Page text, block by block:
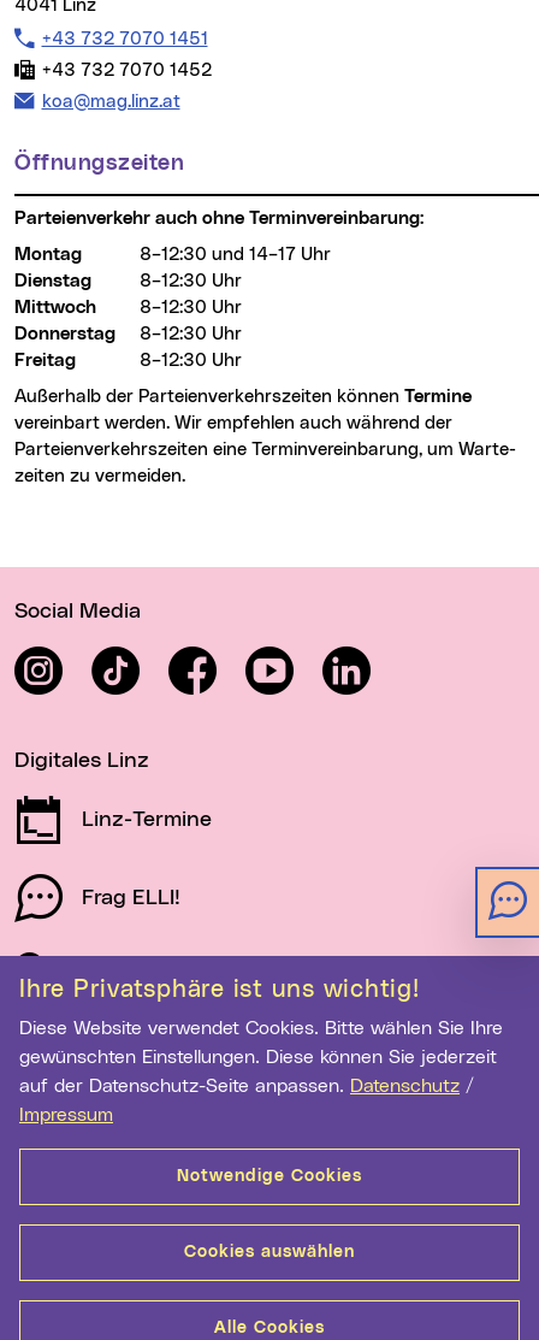
Ihre Privatsphäre ist uns wichtig!
Diese Website verwendet Cookies. Bitte wählen Sie Ihre
gewünschten Einstellungen. Diese können Sie jederzeit
auf der Datenschutz-Seite anpassen. Datenschutz /
Impressum
Notwendige Cookies
Cookies auswählen
Alle Cookies
4041 Linz
Telefon:
+43 732 7070 1451
Fax:
+43 732 7070 1452
E-Mail:
koa@mag.linz.at
Öffnungszeiten
Parteienverkehr auch ohne Terminvereinbarung:
Montag
8–12:30 und 14–17 Uhr
Dienstag
8–12:30 Uhr
Mittwoch
8–12:30 Uhr
Donnerstag
8–12:30 Uhr
Freitag
8–12:30 Uhr
Außerhalb der Parteien­verkehrs­zeiten können Termine
vereinbart werden. Wir empfehlen auch während der
Parteien­verkehrs­zeiten eine Termin­verein­barung, um Warte­
zeiten zu vermeiden.
Social Media
InstagramTikTok FacebookYouTube LinkedIn
Digitales Linz
Linz-Termine
Frag ELLI!
Schau auf Linz
Newsletter-Anmeldung
E-Mail-Adresse eingeben
Anmelden